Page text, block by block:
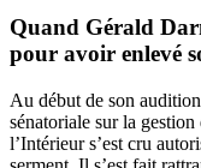
Quand Gérald
pour avoir enlevé
Au début de son
sénatoriale sur la
l’Intérieur s’est cru